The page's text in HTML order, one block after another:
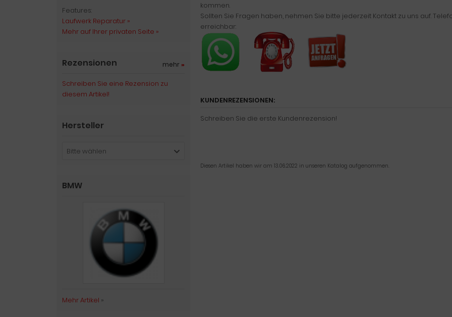
kommen.
Sollten Sie Fragen haben, nehmen Sie bitte jederzeit Kontakt zu uns auf.
erreichbar:
KUNDENREZENSIONEN:
Schreiben Sie die erste Kundenrezension!
Diesen Artikel haben wir am 13.06.2022 in unseren Katalog aufgenommen.
Features:
Laufwerk Reparatur »
Mehr auf Ihrer privaten Seite »
Rezensionen mehr »
Schreiben Sie eine Rezension zu
diesem Artikel!
Hersteller
Bitte wählen
BMW
Mehr Artikel »